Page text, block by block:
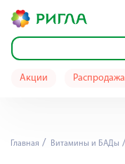
Акции Распродажа
Главная Витамины и БАДы